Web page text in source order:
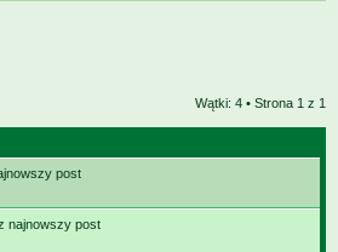
Wątki: 4 • Strona 1 z 1